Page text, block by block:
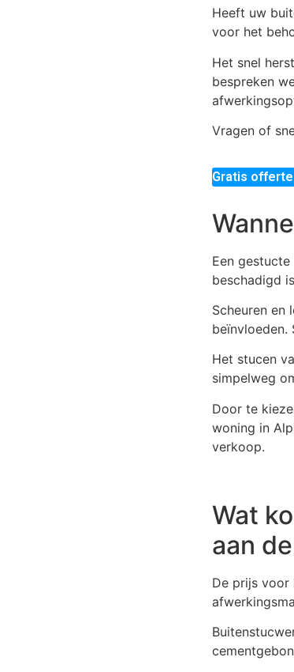
Heeft uw
voor het
Het snel
bespreken
Vragen of
Gratis
Een
beschadigd
Scheuren
beïnvloeden.
Het stucen
simpelweg
Door te
woning in
verkoop.
Wat
aan
De prijs voor